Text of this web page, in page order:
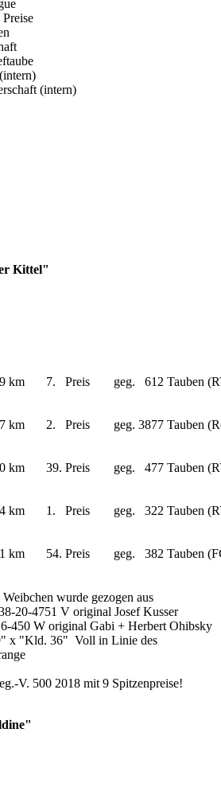
(intern)
Kittel"
km 7. Preis geg. 612 Tauben
km 2. Preis geg. 3877 Tauben
km 39. Preis geg. 477 Tauben
km 1. Preis geg. 322 Tauben
km 54. Preis geg. 382 Tauben
wurde gezogen aus
20-4751 V original Josef Kusser
450 W original Gabi + Herbert Ohibsky
x "Kld. 36" Voll in Linie des
V. 500 2018 mit 9 Spitzenpreise!